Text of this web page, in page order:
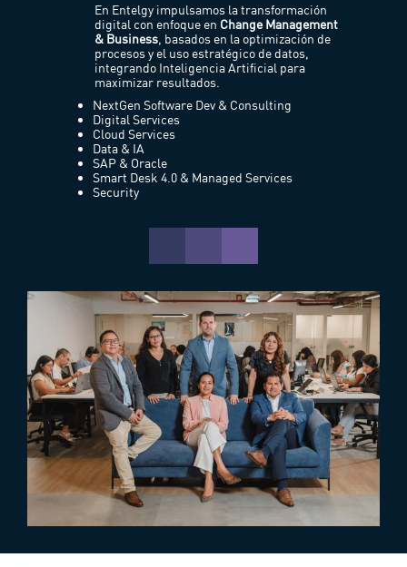
En Entelgy impulsamos la transformación
digital con enfoque en Change Management
& Business, basados en la optimización de
procesos y el uso estratégico de datos,
integrando Inteligencia Artificial para
maximizar resultados.
NextGen Software Dev & Consulting
Digital Services
Cloud Services
Data & IA
SAP & Oracle
Smart Desk 4.0 & Managed Services
Security